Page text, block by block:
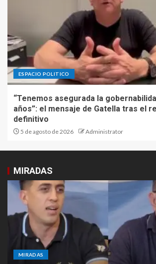
ESPACIO POLITICO
“Tenemos asegurada la
años”: el mensaje de Gatella tras el
definitivo
5 de agosto de 2026 Administrator
MIRADAS
MIRADAS